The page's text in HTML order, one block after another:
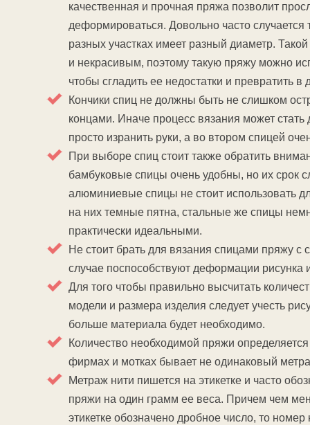
качественная и прочная пряжа позволит
деформироваться. Довольно часто случается
разных участках имеет разный диаметр.
и некрасивым, поэтому такую пряжу можно
чтобы сгладить ее недостатки и превратить в
Кончики спиц не должны быть не слишком
концами. Иначе процесс вязания может
просто изранить руки, а во втором спицей
При выборе спиц стоит также обратить
бамбуковые спицы очень удобны, но их срок
алюминиевые спицы не стоит использовать
на них темные пятна, стальные же спицы
практически идеальными.
Не стоит брать для вязания спицами пряжу
случае поспособствуют деформации рисунка
Для того чтобы правильно высчитать
модели и размера изделия следует учесть
больше материала будет необходимо.
Количество необходимой пряжи
фирмах и мотках бывает не одинаковый
Метраж нити пишется на этикетке и часто
пряжи на один грамм ее веса. Причем чем
этикетке обозначено дробное число, то